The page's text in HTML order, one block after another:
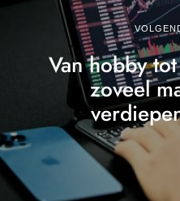
Van hobby
zoveel